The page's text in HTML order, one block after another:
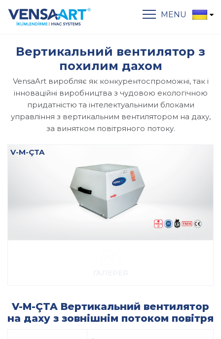
MENU
Вертикальний вентилятор з
похилим дахом
VensaArt виробляє як конкурентоспроможні, так і
інноваційні виробництва з чудовою екологічною
придатністю та інтелектуальними блоками
управління з вертикальним вентилятором на даху,
за винятком повітряного потоку.
V-M-ÇTA
V-M-ÇTA Вертикальний вентилятор
на даху з зовнішнім потоком повітря